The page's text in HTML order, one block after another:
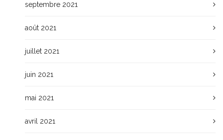
septembre 2021
août 2021
juillet 2021
juin 2021
mai 2021
avril 2021